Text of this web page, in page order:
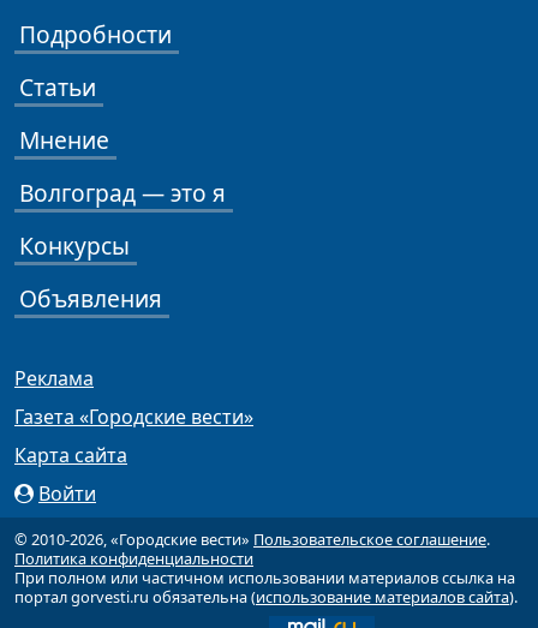
Подробности
Статьи
Мнение
Волгоград — это я
Конкурсы
Объявления
Реклама
Газета «Городские вести»
Карта сайта
Войти
© 2010-2026, «Городские вести» Пользовательское соглашение.
Политика конфиденциальности
При полном или частичном использовании материалов ссылка на
портал gorvesti.ru обязательна (использование материалов сайта).